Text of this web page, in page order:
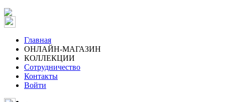
Главная
ОНЛАЙН-МАГАЗИН
КОЛЛЕКЦИИ
Сотрудничество
Контакты
Войти